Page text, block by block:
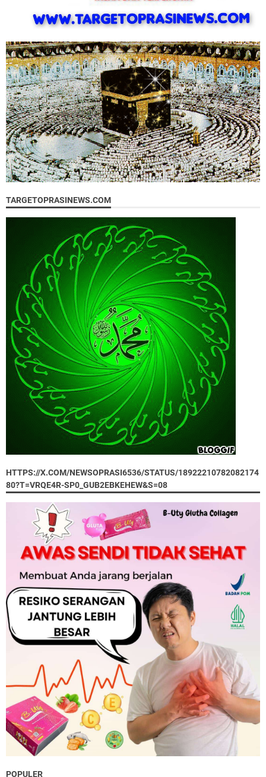
TARGETOPRASINEWS.COM
HTTPS://X.COM/NEWSOPRASI6536/STATUS/18922210782082174
80?T=VRQE4R-SP0_GUB2EBKEHEW&S=08
POPULER